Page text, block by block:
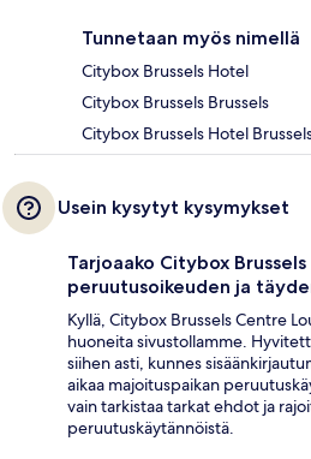
Tunnetaan myös nimellä
Citybox Brussels Hotel
Citybox Brussels Brussels
Citybox Brussels Hotel
Usein kysytyt kysymykset
Tarjoaako Citybox
peruutusoikeuden ja
Kyllä, Citybox Brussels Centre
huoneita sivustollamme.
siihen asti, kunnes
aikaa majoituspaikan
vain tarkistaa tarkat ehdot ja
peruutuskäytännöistä.